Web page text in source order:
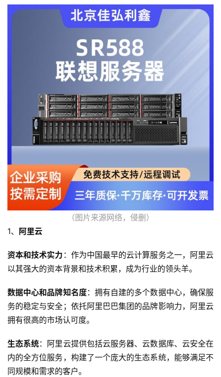
（图片来源网络，侵删）
1、 阿里云
资本和技术实力 ：作为中国最早的云计算服务之一，阿里云
以其强大的资本背景和技术积累，成为行业的领头羊。
数据中心和品牌知名度：拥有自建的多个数据中心，确保服
务的稳定与安全；依托阿里巴巴集团的品牌影响力，阿里云
拥有很高的市场认可度。
生态系统：阿里云提供包括云服务器、云数据库、云安全在
内的全方位服务，构建了一个庞大的生态系统，能够满足不
同规模和需求的客户。